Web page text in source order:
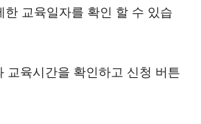
한 교육일자를 확인 할 수 있습
교육시간을 확인하고 신청 버튼